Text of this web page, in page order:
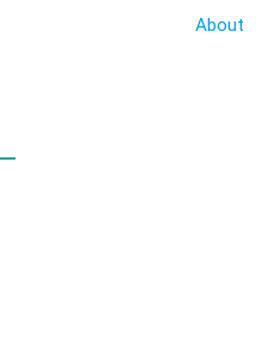
About